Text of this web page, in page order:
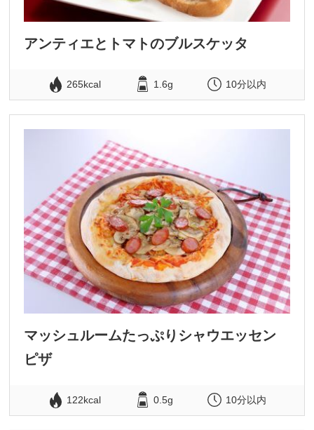
アンティエとトマトのブルスケッタ
265kcal 1.6g 10分以内
マッシュルームたっぷりシャウエッセン
ピザ
122kcal 0.5g 10分以内